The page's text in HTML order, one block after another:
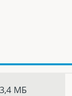
3,4 МБ